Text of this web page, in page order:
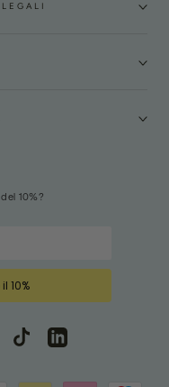
10%?
10%